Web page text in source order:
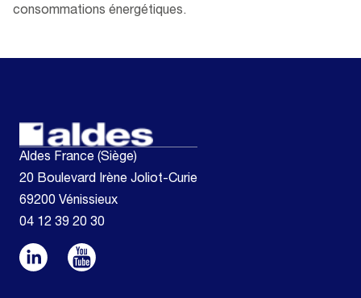
consommations énergétiques.
Aldes France (Siège)
20 Boulevard Irène Joliot-Curie
69200 Vénissieux
04 12 39 20 30